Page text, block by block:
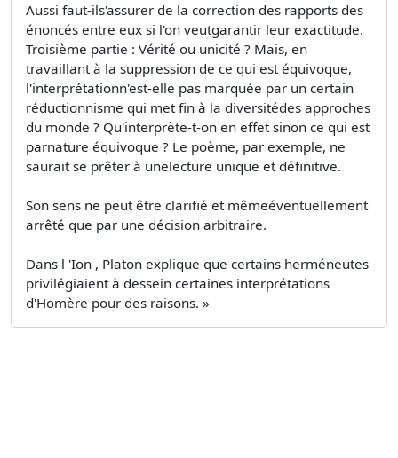
Aussi faut-ils'assurer de la correction des rapports des
énoncés entre eux si l'on veutgarantir leur exactitude.
Troisième partie : Vérité ou unicité ? Mais, en
travaillant à la suppression de ce qui est équivoque,
l'interprétationn'est-elle pas marquée par un certain
réductionnisme qui met fin à la diversitédes approches
du monde ? Qu'interprète-t-on en effet sinon ce qui est
parnature équivoque ? Le poème, par exemple, ne
saurait se prêter à unelecture unique et définitive.
Son sens ne peut être clarifié et mêmeéventuellement
arrêté que par une décision arbitraire.
Dans l 'Ion , Platon explique que certains herméneutes
privilégiaient à dessein certaines interprétations
d'Homère pour des raisons. »